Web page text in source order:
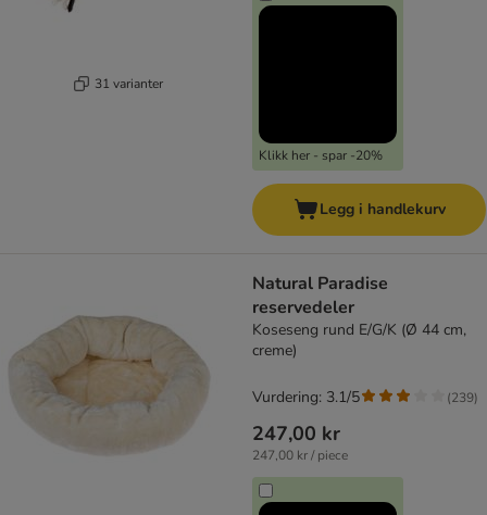
31 varianter
Klikk her - spar -20%
Legg i handlekurv
Natural Paradise
reservedeler
Koseseng rund E/G/K (Ø 44 cm,
creme)
247,00 kr
247,00 kr / piece
Vurdering: 3.1/5 (239)